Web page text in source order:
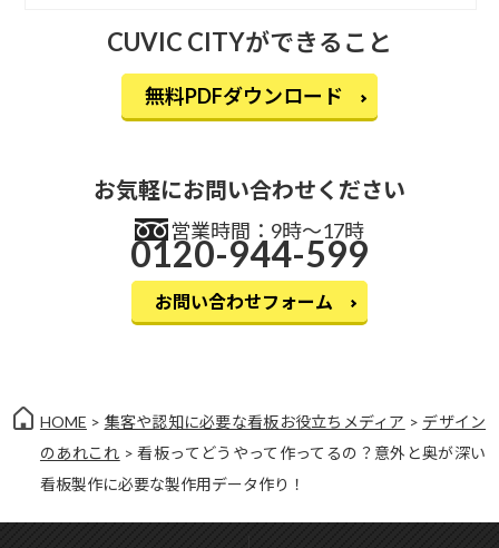
CUVIC CITYができること
無料PDFダウンロード
お気軽にお問い合わせください
営業時間：9時〜17時
0120-944-599
お問い合わせフォーム
HOME > 集客や認知に必要な看板お役立ちメディア > デザイン
のあれこれ > 看板ってどうやって作ってるの？意外と奥が深い
看板製作に必要な製作用データ作り！